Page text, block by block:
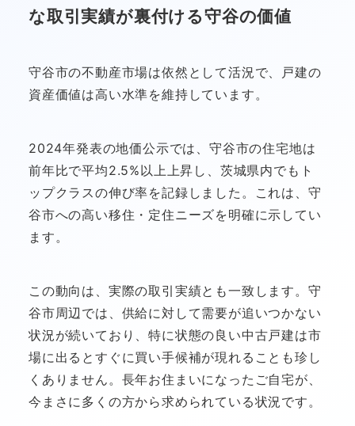
な取引実績が裏付ける守谷の価値
守谷市の不動産市場は依然として活況で、戸建の
資産価値は高い水準を維持しています。
2024年発表の地価公示では、守谷市の住宅地は
前年比で平均2.5%以上上昇し、茨城県内でもト
ップクラスの伸び率を記録しました。これは、守
谷市への高い移住・定住ニーズを明確に示してい
ます。
この動向は、実際の取引実績とも一致します。守
谷市周辺では、供給に対して需要が追いつかない
状況が続いており、特に状態の良い中古戸建は市
場に出るとすぐに買い手候補が現れることも珍し
くありません。長年お住まいになったご自宅が、
今まさに多くの方から求められている状況です。